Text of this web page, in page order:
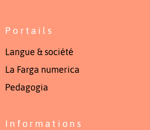
Portails
Langue & société
La Farga numerica
Pedagogia
Informations